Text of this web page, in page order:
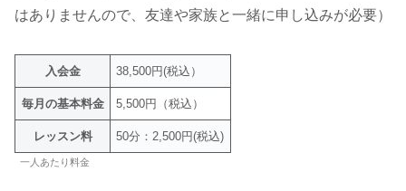
はありませんので、友達や家族と一緒に申し込みが必要）
入会金 38,500円(税込）
毎月の基本料金 5,500円（税込）
レッスン料 50分：2,500円(税込)
一人あたり料金